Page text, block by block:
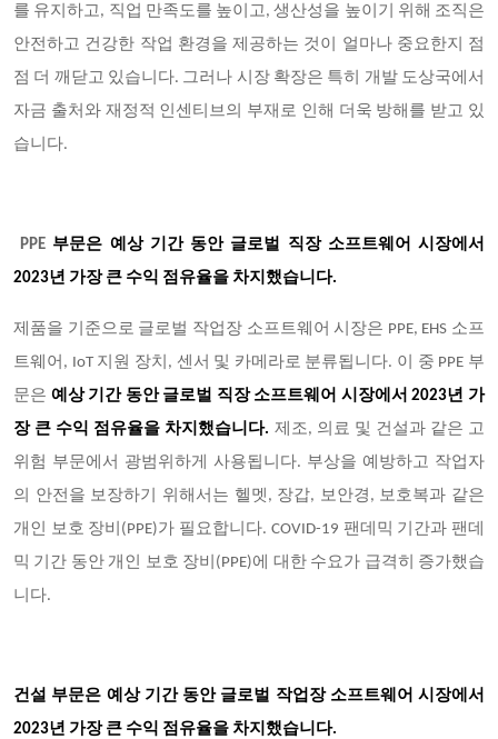
를 유지하고, 직업 만족도를 높이고, 생산성을 높이기 위해 조직은
안전하고 건강한 작업 환경을 제공하는 것이 얼마나 중요한지 점
점 더 깨닫고 있습니다. 그러나 시장 확장은 특히 개발 도상국에서
자금 출처와 재정적 인센티브의 부재로 인해 더욱 방해를 받고 있
습니다.
PPE 부문은 예상 기간 동안 글로벌 직장 소프트웨어 시장에서
2023년 가장 큰 수익 점유율을 차지했습니다.
제품을 기준으로 글로벌 작업장 소프트웨어 시장은 PPE, EHS 소프
트웨어, IoT 지원 장치, 센서 및 카메라로 분류됩니다. 이 중 PPE 부
문은 예상 기간 동안 글로벌 직장 소프트웨어 시장에서 2023년 가
장 큰 수익 점유율을 차지했습니다. 제조, 의료 및 건설과 같은 고
위험 부문에서 광범위하게 사용됩니다. 부상을 예방하고 작업자
의 안전을 보장하기 위해서는 헬멧, 장갑, 보안경, 보호복과 같은
개인 보호 장비(PPE)가 필요합니다. COVID-19 팬데믹 기간과 팬데
믹 기간 동안 개인 보호 장비(PPE)에 대한 수요가 급격히 증가했습
니다.
건설 부문은 예상 기간 동안 글로벌 작업장 소프트웨어 시장에서
2023년 가장 큰 수익 점유율을 차지했습니다.